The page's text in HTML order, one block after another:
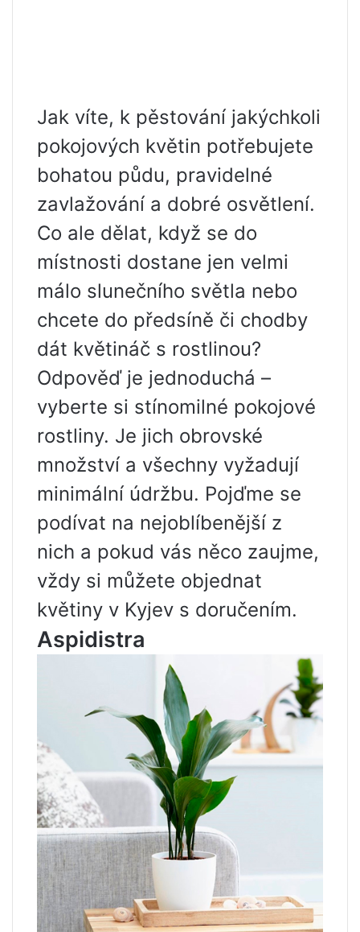
Jak víte, k pěstování jakýchkoli
pokojových květin potřebujete
bohatou půdu, pravidelné
zavlažování a dobré osvětlení.
Co ale dělat, když se do
místnosti dostane jen velmi
málo slunečního světla nebo
chcete do předsíně či chodby
dát květináč s rostlinou?
Odpověď je jednoduchá –
vyberte si stínomilné pokojové
rostliny. Je jich obrovské
množství a všechny vyžadují
minimální údržbu. Pojďme se
podívat na nejoblíbenější z
nich a pokud vás něco zaujme,
vždy si můžete objednat
květiny v Kyjev s doručením.
Aspidistra